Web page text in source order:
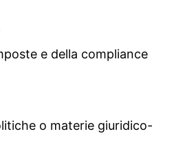
e della compliance
o materie giuridico-